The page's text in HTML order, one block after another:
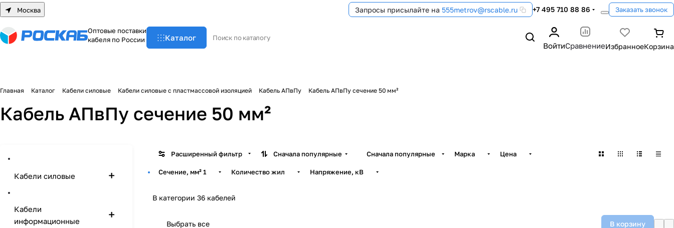
Москва Запросы присылайте на 555metrov@rscable.ru +7 495 710 88 86 Заказать звонок
Оптовые поставки
кабеля по России
Каталог
ВойтиСравнение
Главная Каталог Кабели силовые Кабели силовые с пластмассовой изоляцией Кабель АПвПу Кабель АПвПу сечение 50 мм²
Кабель АПвПу сечение 50 мм²
Расширенный фильтр Сначала популярные Сначала популярные Марка Цена
Сечение, мм²1 Количество жил Напряжение, кВ
В категории 36 кабелей
Выбрать все В корзину
Кабели силовые
Кабели
информационные